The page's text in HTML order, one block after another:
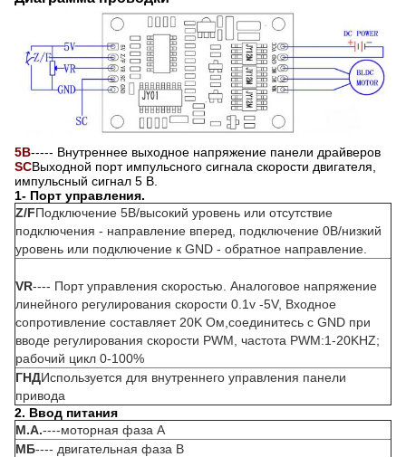
5В----- Внутреннее выходное напряжение панели драйверов
SCВыходной порт импульсного сигнала скорости двигателя,
импульсный сигнал 5 В.
1- Порт управления.
Z/FПодключение 5В/высокий уровень или отсутствие
подключения - направление вперед, подключение 0В/низкий
уровень или подключение к GND - обратное направление.
VR---- Порт управления скоростью. Аналоговое напряжение
линейного регулирования скорости 0.1v -5V, Входное
сопротивление составляет 20K Ом,соединитесь с GND при
вводе регулирования скорости PWM, частота PWM:1-20KHZ;
рабочий цикл 0-100%
ГНДИспользуется для внутреннего управления панели
привода
2. Ввод питания
М.А.----моторная фаза А
МБ---- двигательная фаза В